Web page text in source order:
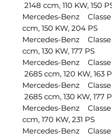
2148 ccm, 110 KW, 150
Mercedes-Benz
ccm, 150 KW, 204 PS
Mercedes-Benz
ccm, 130 KW, 177 PS
Mercedes-Benz
2685 ccm, 120 KW, 163
Mercedes-Benz
2685 ccm, 130 KW, 177
Mercedes-Benz
ccm, 170 KW, 231 PS
Mercedes-Benz